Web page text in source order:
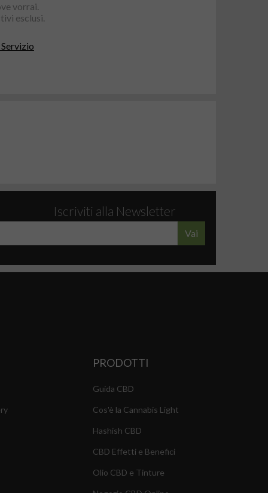
vorrai.
esclusi.
Iscriviti alla Newsletter
Vai
PRODOTTI
Guida CBD
Cos'è la Cannabis Light
Hashish CBD
CBD Effetti e Benefici
Olio CBD e Tinture